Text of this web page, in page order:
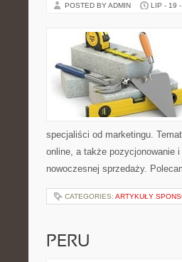
POSTED BY ADMIN LIP - 19
specjaliści od marketingu.
online, a także pozycjonowanie
nowoczesnej sprzedaży.
CATEGORIES: ARTYKUŁY
PERU